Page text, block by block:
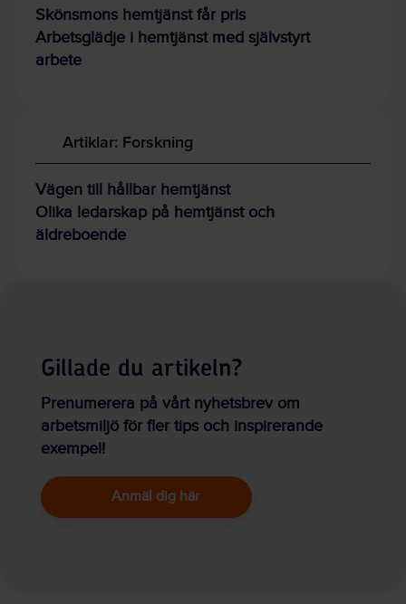
Skönsmons hemtjänst får pris
Arbetsglädje i hemtjänst med självstyrt
arbete
Artiklar: Forskning
Vägen till hållbar hemtjänst
Olika ledarskap på hemtjänst och
äldreboende
Gillade du artikeln?
Prenumerera på vårt nyhetsbrev om
arbetsmiljö för fler tips och inspirerande
exempel!
Anmäl dig här